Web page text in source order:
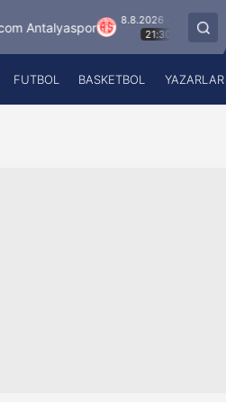
8.8.2026 - Cum
21:30
FUTBOL BASKETBOL YAZARLAR